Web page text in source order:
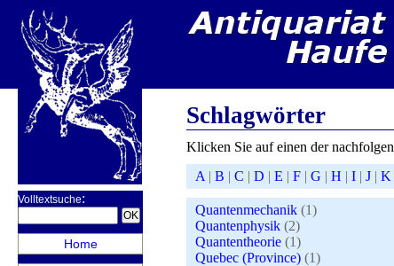
Volltextsuche:
Home
Schlagwörter
Klicken Sie auf einen der
A | B | C | D | E | F | G | H | I | J | K
Quantenmechanik (1)
Quantenphysik (2)
Quantentheorie (1)
Quebec (Province) (1)